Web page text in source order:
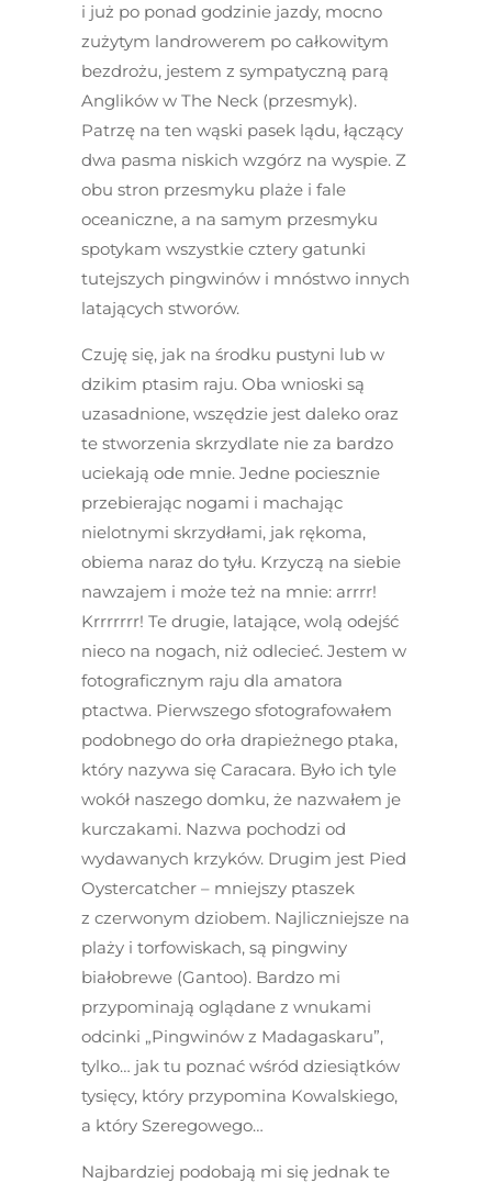
i już po ponad godzinie jazdy, mocno
zużytym landrowerem po całkowitym
bezdrożu, jestem z sympatyczną parą
Anglików w The Neck (przesmyk).
Patrzę na ten wąski pasek lądu, łączący
dwa pasma niskich wzgórz na wyspie. Z
obu stron przesmyku plaże i fale
oceaniczne, a na samym przesmyku
spotykam wszystkie cztery gatunki
tutejszych pingwinów i mnóstwo innych
latających stworów.
Czuję się, jak na środku pustyni lub w
dzikim ptasim raju. Oba wnioski są
uzasadnione, wszędzie jest daleko oraz
te stworzenia skrzydlate nie za bardzo
uciekają ode mnie. Jedne pociesznie
przebierając nogami i machając
nielotnymi skrzydłami, jak rękoma,
obiema naraz do tyłu. Krzyczą na siebie
nawzajem i może też na mnie: arrrr!
Krrrrrrr! Te drugie, latające, wolą odejść
nieco na nogach, niż odlecieć. Jestem w
fotograficznym raju dla amatora
ptactwa. Pierwszego sfotografowałem
podobnego do orła drapieżnego ptaka,
który nazywa się Caracara. Było ich tyle
wokół naszego domku, że nazwałem je
kurczakami. Nazwa pochodzi od
wydawanych krzyków. Drugim jest Pied
Oystercatcher – mniejszy ptaszek
z czerwonym dziobem. Najliczniejsze na
plaży i torfowiskach, są pingwiny
białobrewe (Gantoo). Bardzo mi
przypominają oglądane z wnukami
odcinki „Pingwinów z Madagaskaru”,
tylko… jak tu poznać wśród dziesiątków
tysięcy, który przypomina Kowalskiego,
a który Szeregowego…
Najbardziej podobają mi się jednak te